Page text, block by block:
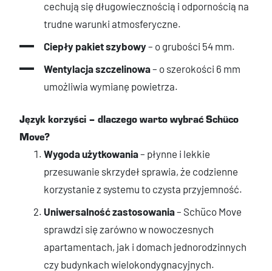
cechują się długowiecznością i odpornością na
trudne warunki atmosferyczne.
Ciepły pakiet szybowy– o grubości 54 mm.
Wentylacja szczelinowa– o szerokości 6 mm
umożliwia wymianę powietrza.
Język korzyści – dlaczego warto wybrać Schüco
Move?
Wygoda użytkowania– płynne i lekkie
przesuwanie skrzydeł sprawia, że codzienne
korzystanie z systemu to czysta przyjemność.
Uniwersalność zastosowania– Schüco Move
sprawdzi się zarówno w nowoczesnych
apartamentach, jak i domach jednorodzinnych
czy budynkach wielokondygnacyjnych.